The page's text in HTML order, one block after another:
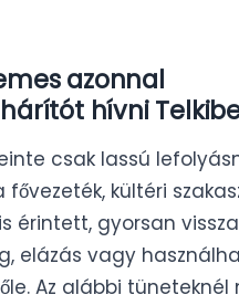
azonnal
hívni
csak lassú
fővezeték, kültéri
érintett, gyorsan
elázás vagy
Az alábbi tüneteknél